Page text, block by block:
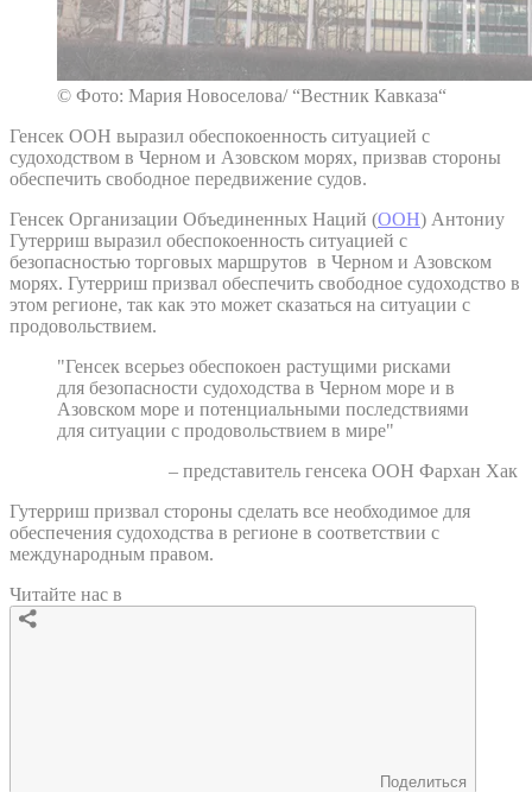
© Фото: Мария Новоселова/ “Вестник Кавказа“
Генсек ООН выразил обеспокоенность ситуацией с
судоходством в Черном и Азовском морях, призвав стороны
обеспечить свободное передвижение судов.
Генсек Организации Объединенных Наций (ООН) Антониу
Гутерриш выразил обеспокоенность ситуацией с
безопасностью торговых маршрутов в Черном и Азовском
морях. Гутерриш призвал обеспечить свободное судоходство в
этом регионе, так как это может сказаться на ситуации с
продовольствием.
"Генсек всерьез обеспокоен растущими рисками
для безопасности судоходства в Черном море и в
Азовском море и потенциальными последствиями
для ситуации с продовольствием в мире"
– представитель генсека ООН Фархан Хак
Гутерриш призвал стороны сделать все необходимое для
обеспечения судоходства в регионе в соответствии с
международным правом.
Читайте нас в
Поделиться